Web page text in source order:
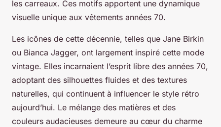
les carreaux. Ces motifs apportent une dynamique
visuelle unique aux vêtements années 70.
Les icônes de cette décennie, telles que Jane Birkin
ou Bianca Jagger, ont largement inspiré cette mode
vintage. Elles incarnaient l’esprit libre des années 70,
adoptant des silhouettes fluides et des textures
naturelles, qui continuent à influencer le style rétro
aujourd’hui. Le mélange des matières et des
couleurs audacieuses demeure au cœur du charme